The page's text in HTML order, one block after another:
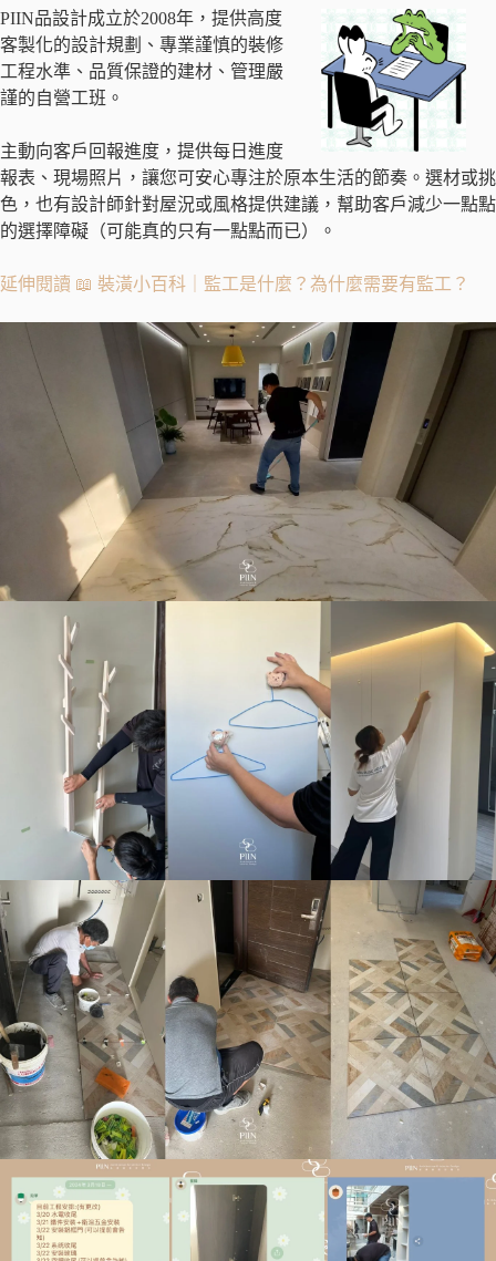
PIIN品設計成立於2008年，提供高度
客製化的設計規劃、專業謹慎的裝修
工程水準、品質保證的建材、管理嚴
謹的自營工班。
主動向客戶回報進度，提供每日進度
報表、現場照片，讓您可安心專注於原本生活的節奏。選材或挑
色，也有設計師針對屋況或風格提供建議，幫助客戶減少一點點
的選擇障礙（可能真的只有一點點而已）。
延伸閱讀 📖 裝潢小百科｜監工是什麼？為什麼需要有監工？